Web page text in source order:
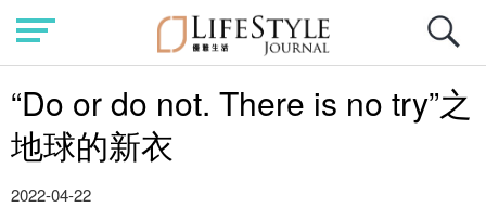
“Do or do not. There is no try”之
地球的新衣
2022-04-22